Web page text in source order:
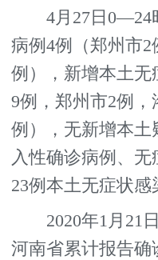
4月27日0—24
病例4例（郑州市2
例），新增本土无
9例，郑州市2例，
例），无新增本土
入性确诊病例、无
23例本土无症状感
2020年1月21日
河南省累计报告确